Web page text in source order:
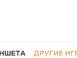
ДРУГИЕ